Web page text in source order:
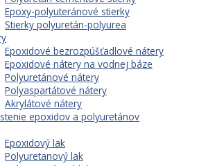
Epoxy-polyuteránové stierky
Stierky polyuretán-polyurea
Epoxidové bezrozpúšťadlové nátery
Epoxidové nátery na vodnej báze
Polyuretánové nátery
Polyaspartátové nátery
Akrylátové nátery
epoxidov a polyuretánov
Epoxidový lak
Polyuretanový lak